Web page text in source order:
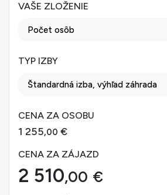
VAŠE ZLOŽENIE
Počet osôb
TYP IZBY
Štandardná izba, výhľad záhrada
CENA ZA OSOBU
1 255,00 €
CENA ZA ZÁJAZD
2 510,00 €